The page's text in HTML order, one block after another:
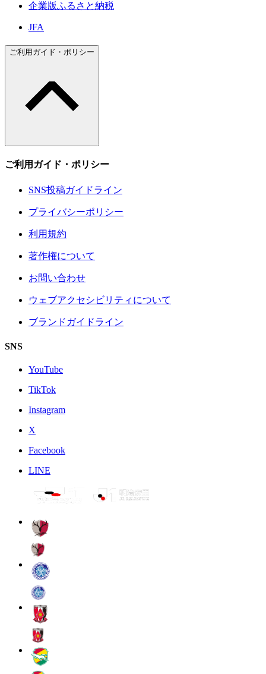
企業版ふるさと納税
JFA
ご利用ガイド・ポリシー
ご利用ガイド・ポリシー
SNS投稿ガイドライン
プライバシーポリシー
利用規約
著作権について
お問い合わせ
ウェブアクセシビリティについて
ブランドガイドライン
SNS
YouTube
TikTok
Instagram
X
Facebook
LINE